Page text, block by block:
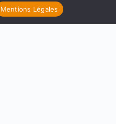
Mentions Légales